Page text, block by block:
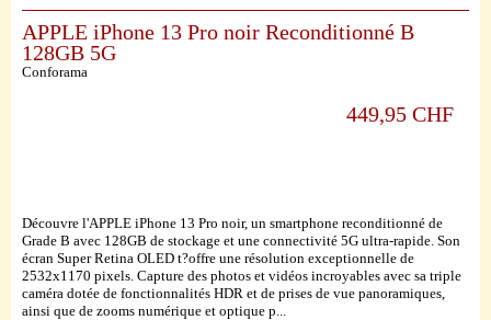
APPLE iPhone 13 Pro noir Reconditionné B
128GB 5G
Conforama
449,95 CHF
Découvre l'APPLE iPhone 13 Pro noir, un smartphone reconditionné de
Grade B avec 128GB de stockage et une connectivité 5G ultra-rapide. Son
écran Super Retina OLED t?offre une résolution exceptionnelle de
2532x1170 pixels. Capture des photos et vidéos incroyables avec sa triple
caméra dotée de fonctionnalités HDR et de prises de vue panoramiques,
ainsi que de zooms numérique et optique p...